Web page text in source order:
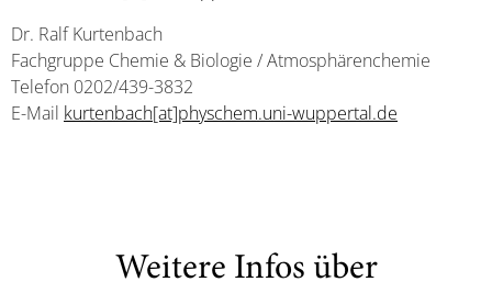
Dr. Ralf Kurtenbach
Fachgruppe Chemie & Biologie / Atmosphärenchemie
Telefon 0202/439-3832
E-Mail kurtenbach[at]physchem.uni-wuppertal.de
Weitere Infos über